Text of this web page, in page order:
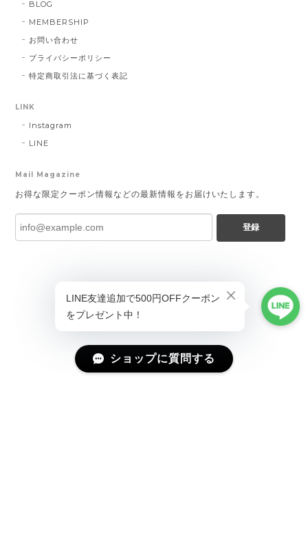
BLOG
MEMBERSHIP
お問い合わせ
プライバシーポリシー
特定商取引法に基づく表記
LINK
Instagram
LINE
Mail Magazine
お得な限定クーポン情報などの最新情報をお届けいたします。
登録
ショップに質問する